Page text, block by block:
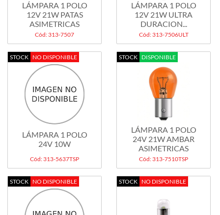
LÁMPARA 1 POLO
12V 21W PATAS
ASIMETRICAS
Cód: 313-7507
LÁMPARA 1 POLO
12V 21W ULTRA
DURACION...
Cód: 313-7506ULT
STOCK NO DISPONIBLE
LÁMPARA 1 POLO
24V 10W
Cód: 313-5637TSP
STOCK DISPONIBLE
LÁMPARA 1 POLO
24V 21W AMBAR
ASIMETRICAS
Cód: 313-7510TSP
STOCK NO DISPONIBLE STOCK NO DISPONIBLE